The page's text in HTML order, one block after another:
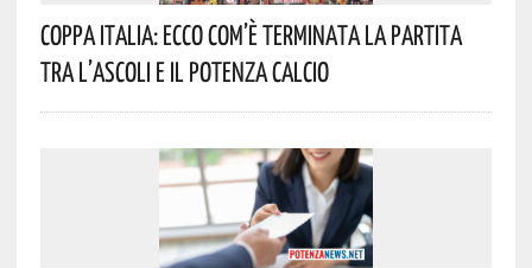
Coppa Italia: Ecco Com’è Terminata La Partita
Tra L’Ascoli E Il Potenza Calcio